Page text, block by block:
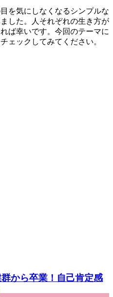
を気にしなくなるシンプルな
した。人それぞれの生き方が
ば幸いです。今回のテーマに
ェックしてみてください。
から卒業！自己肯定感